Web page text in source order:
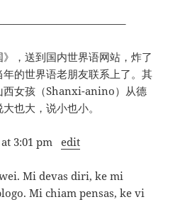
，送到国内世界语网站，炸了
的世界语老朋友联系上了。其
西女孩（Shanxi-anino）从德
也大，说小也小。
at 3:01 pmedit
Mi devas diri, ke mi
Mi chiam pensas, ke vi